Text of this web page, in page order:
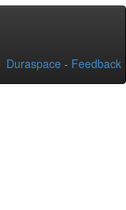
Duraspace - Feedback